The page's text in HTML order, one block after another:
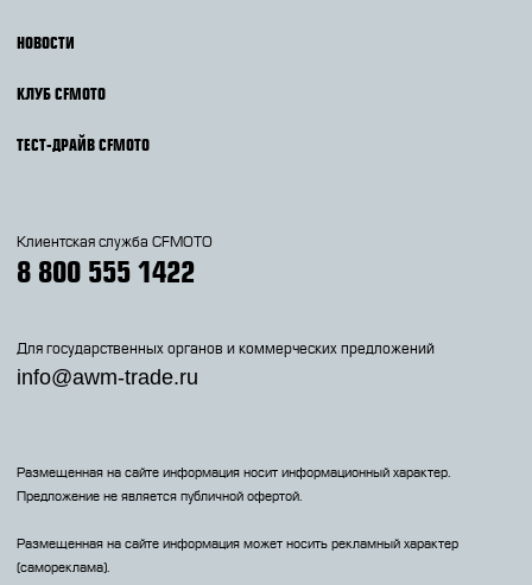
НОВОСТИ
КЛУБ CFMOTO
ТЕСТ-ДРАЙВ CFMOTO
Клиентская служба CFMOTO
8 800 555 1422
Для государственных органов и коммерческих предложений
info@awm-trade.ru
Размещенная на сайте информация носит информационный характер.
Предложение не является публичной офертой.
Размещенная на сайте информация может носить рекламный характер
(самореклама).